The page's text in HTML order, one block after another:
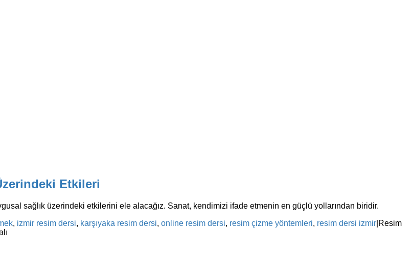
Etkileri
sağlık üzerindeki etkilerini ele alacağız. Sanat, kendimizi ifade etmenin en güçlü yollarından biridir.
, izmir resim dersi, karşıyaka resim dersi, online resim dersi, resim çizme yöntemleri, resim dersi izmir Resim